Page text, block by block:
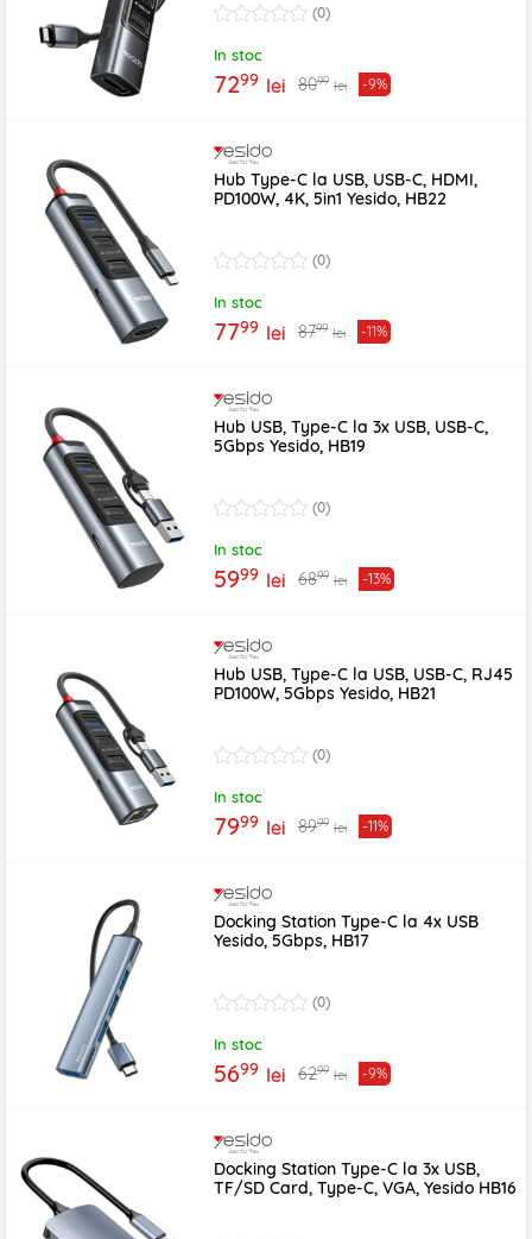
(0)
In stoc
7299 lei 8099 lei -9%
Hub Type-C la USB, USB-C, HDMI,
PD100W, 4K, 5in1 Yesido, HB22
(0)
In stoc
7799 lei 8799 lei -11%
Hub USB, Type-C la 3x USB, USB-C,
5Gbps Yesido, HB19
(0)
In stoc
5999 lei 6899 lei -13%
Hub USB, Type-C la USB, USB-C, RJ45
PD100W, 5Gbps Yesido, HB21
(0)
In stoc
7999 lei 8999 lei -11%
Docking Station Type-C la 4x USB
Yesido, 5Gbps, HB17
(0)
In stoc
5699 lei 6299 lei -9%
Docking Station Type-C la 3x USB,
TF/SD Card, Type-C, VGA, Yesido HB16